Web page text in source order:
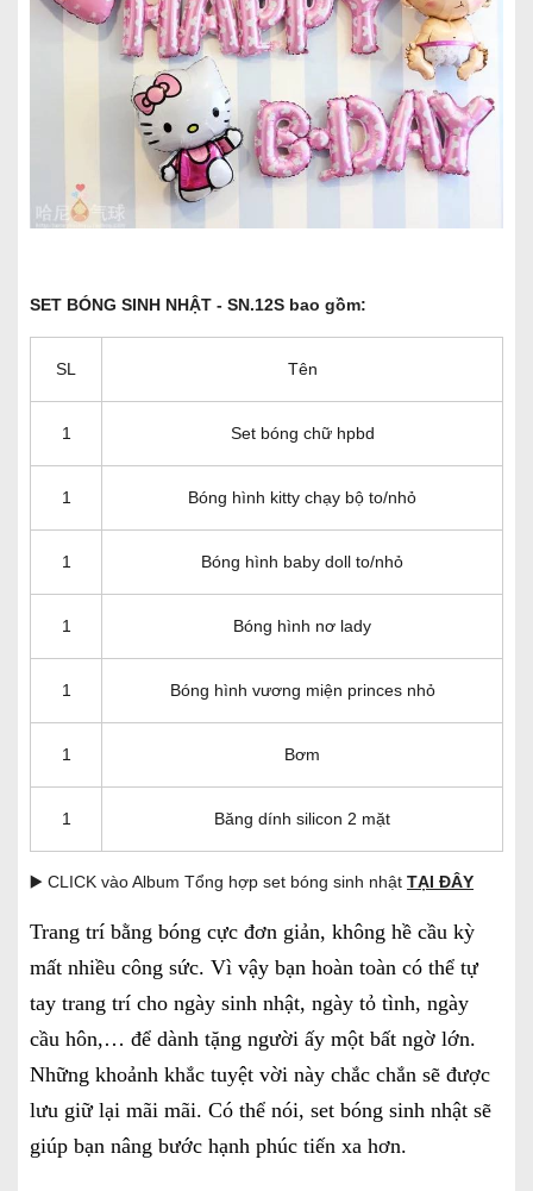
SET BÓNG SINH NHẬT - SN.12S bao gồm:
SL Tên
1 Set bóng chữ hpbd
1 Bóng hình kitty chạy bộ to/nhỏ
1 Bóng hình baby doll to/nhỏ
1 Bóng hình nơ lady
1 Bóng hình vương miện princes nhỏ
1 Bơm
1 Băng dính silicon 2 mặt
▶️ CLICK vào Album Tổng hợp set bóng sinh nhật TẠI ĐÂY
Trang trí bằng bóng cực đơn giản, không hề cầu kỳ
mất nhiều công sức. Vì vậy bạn hoàn toàn có thể tự
tay trang trí cho ngày sinh nhật, ngày tỏ tình, ngày
cầu hôn,… để dành tặng người ấy một bất ngờ lớn.
Những khoảnh khắc tuyệt vời này chắc chắn sẽ được
lưu giữ lại mãi mãi. Có thể nói, set bóng sinh nhật sẽ
giúp bạn nâng bước hạnh phúc tiến xa hơn.